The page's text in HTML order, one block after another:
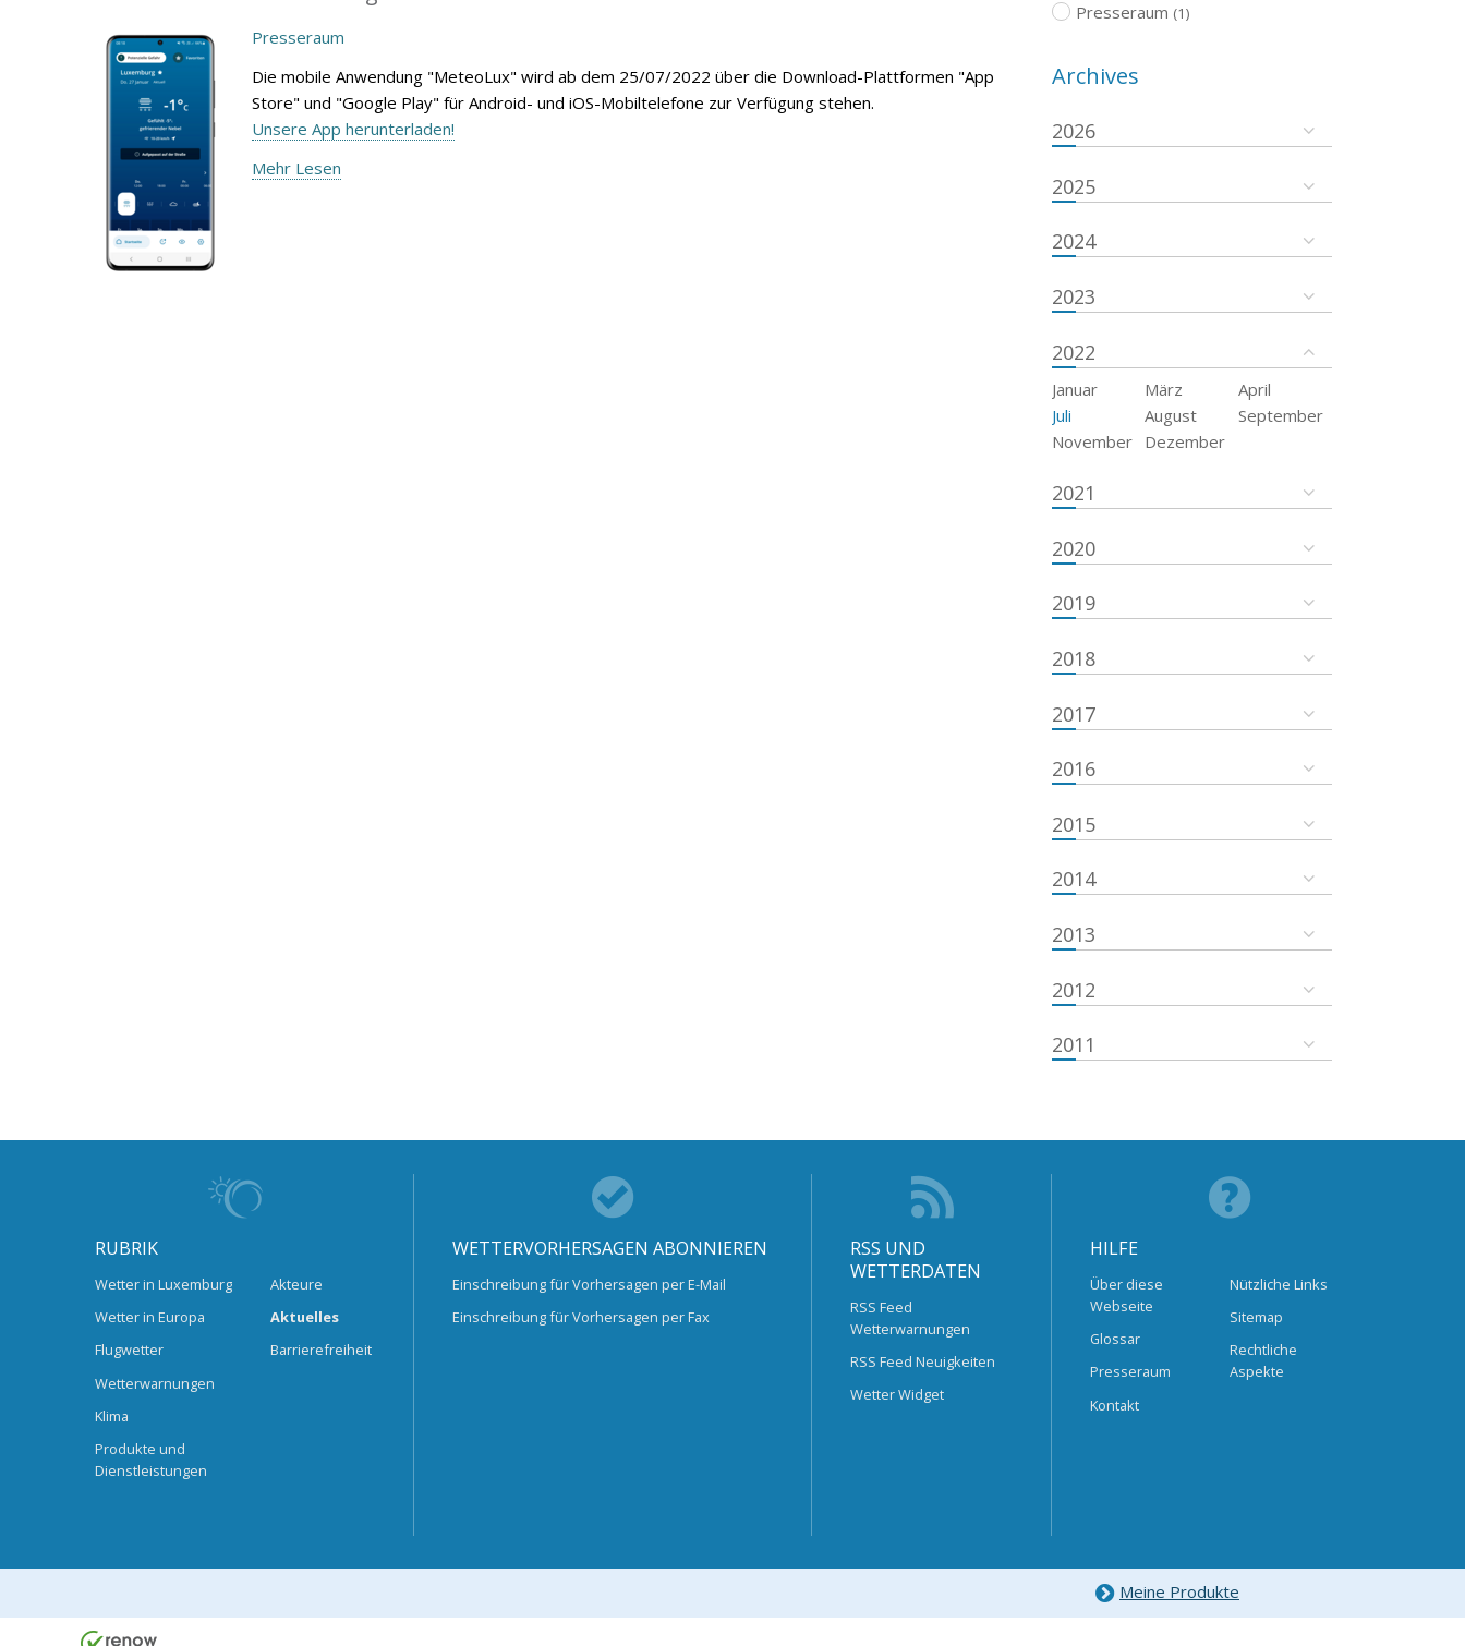
Presseraum
Die mobile Anwendung "MeteoLux" wird ab dem 25/07/2022 über die Download-Plattformen "App
Store" und "Google Play" für Android- und iOS-Mobiltelefone zur Verfügung stehen.
Unsere App herunterladen!
Mehr Lesen
Presseraum (1)
Archives
2026
2025
2024
2023
2022
Januar März
April
Juli
August
September
November
Dezember
2021
2020
2019
2018
2017
2016
2015
2014
2013
2012
2011
RUBRIK
Wetter in Luxemburg
Wetter in Europa
Flugwetter
Wetterwarnungen
Klima
Produkte und
Dienstleistungen
Akteure
Aktuelles
Barrierefreiheit
WETTERVORHERSAGEN ABONNIEREN
Einschreibung für Vorhersagen per E-Mail
Einschreibung für Vorhersagen per Fax
RSS UND
WETTERDATEN
RSS Feed
Wetterwarnungen
RSS Feed Neuigkeiten
Wetter Widget
HILFE
Über diese
Webseite
Glossar
Presseraum
Kontakt
Nützliche Links
Sitemap
Rechtliche
Aspekte
Meine Produkte